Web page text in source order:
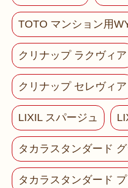
TOTO マンション用
クリナップ ラクヴィア
クリナップ セレヴィア
LIXIL スパージュ
タカラスタンダード
タカラスタンダード